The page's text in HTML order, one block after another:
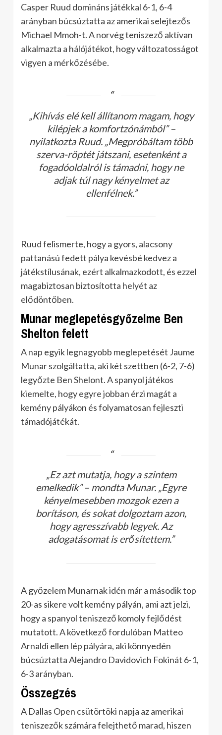
Casper Ruud domináns játékkal 6-1, 6-4
arányban búcsúztatta az amerikai selejtezős
Michael Mmoh-t. A norvég teniszező aktívan
alkalmazta a hálójátékot, hogy változatosságot
vigyen a mérkőzésébe.
„Kihívás elé kell állítanom magam, hogy
kilépjek a komfortzónámból”–
nyilatkozta Ruud. „Megpróbáltam több
szerva-röptét játszani, esetenként a
fogadóoldalról is támadni, hogy ne
adjak túl nagy kényelmet az
ellenfélnek.”
Ruud felismerte, hogy a gyors, alacsony
pattanású fedett pálya kevésbé kedvez a
játékstílusának, ezért alkalmazkodott, és ezzel
magabiztosan biztosította helyét az
elődöntőben.
Munar meglepetésgyőzelme Ben
Shelton felett
A nap egyik legnagyobb meglepetését Jaume
Munar szolgáltatta, aki két szettben (6-2, 7-6)
legyőzte Ben Shelont. A spanyol játékos
kiemelte, hogy egyre jobban érzi magát a
kemény pályákon és folyamatosan fejleszti
támadójátékát.
„Ez azt mutatja, hogy a szintem
emelkedik”– mondta Munar. „Egyre
kényelmesebben mozgok ezen a
borításon, és sokat dolgoztam azon,
hogy agresszívabb legyek. Az
adogatásomat is erősítettem.”
A győzelem Munarnak idén már a második top
20-as sikere volt kemény pályán, ami azt jelzi,
hogy a spanyol teniszező komoly fejlődést
mutatott. A következő fordulóban Matteo
Arnaldi ellen lép pályára, aki könnyedén
búcsúztatta Alejandro Davidovich Fokinát 6-1,
6-3 arányban.
Összegzés
A Dallas Open csütörtöki napja az amerikai
teniszezők számára felejthető marad, hiszen